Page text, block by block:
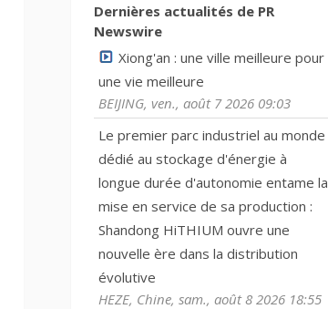
Dernières actualités de PR
Newswire
Xiong'an : une ville meilleure pour
une vie meilleure
BEIJING, ven., août 7 2026 09:03
Le premier parc industriel au monde
dédié au stockage d'énergie à
longue durée d'autonomie entame la
mise en service de sa production :
Shandong HiTHIUM ouvre une
nouvelle ère dans la distribution
évolutive
HEZE, Chine, sam., août 8 2026 18:55